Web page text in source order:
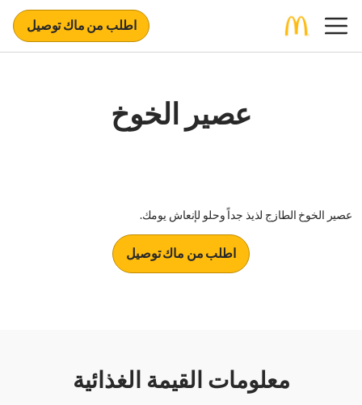
اطلب من ماك توصيل
عصير الخوخ
عصير الخوخ الطازج لذيذ جداً وحلو لإنعاش يومك.
اطلب من ماك توصيل
معلومات القيمة الغذائية